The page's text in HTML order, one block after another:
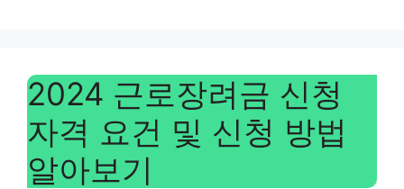
2024 근로장려금 신청
자격 요건 및 신청 방법
알아보기